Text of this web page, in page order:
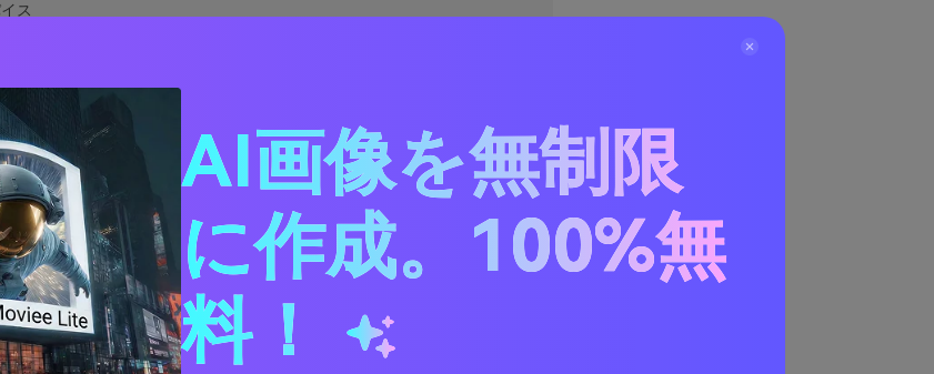
ス
ニック
ズ
ム
と相性の良い色は？
ンカラーパレットを実際のデザインで使うには
ラウンのパレットビジュアルを作成
AI画像を無制限
に作成。100%無
料！